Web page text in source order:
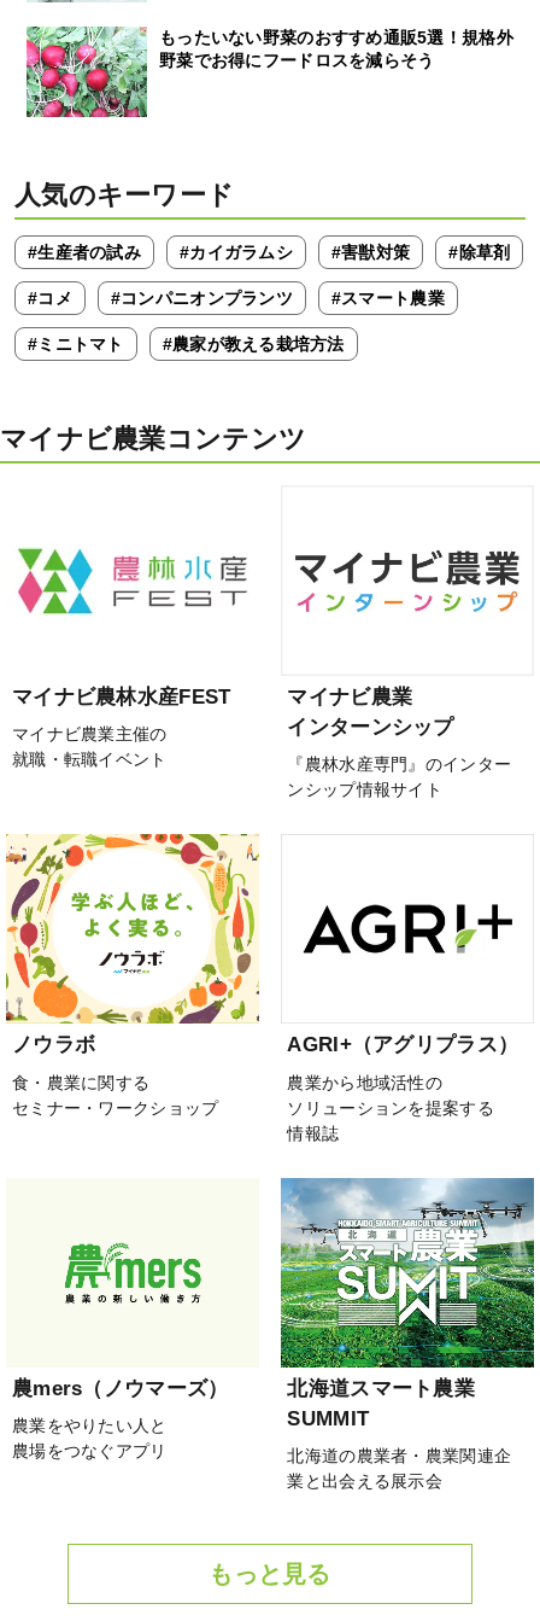
もったいない野菜のおすすめ通販5選！規格外
野菜でお得にフードロスを減らそう
人気のキーワード
#生産者の試み #カイガラムシ #害獣対策 #除草剤
#コメ #コンパニオンプランツ #スマート農業
#ミニトマト #農家が教える栽培方法
マイナビ農業コンテンツ
マイナビ農林水産FEST
マイナビ農業主催の
就職・転職イベント
マイナビ農業
インターンシップ
『農林水産専門』のインター
ンシップ情報サイト
ノウラボ
食・農業に関する
セミナー・ワークショップ
AGRI+（アグリプラス）
農業から地域活性の
ソリューションを提案する
情報誌
農mers（ノウマーズ）
農業をやりたい人と
農場をつなぐアプリ
北海道スマート農業
SUMMIT
北海道の農業者・農業関連企
業と出会える展示会
もっと見る